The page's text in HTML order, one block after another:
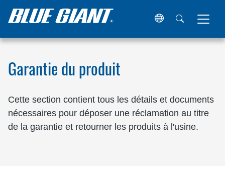
Maison Soutien Garantie du produit
Garantie du produit
Cette section contient tous les détails et documents
nécessaires pour déposer une réclamation au titre
de la garantie et retourner les produits à l'usine.